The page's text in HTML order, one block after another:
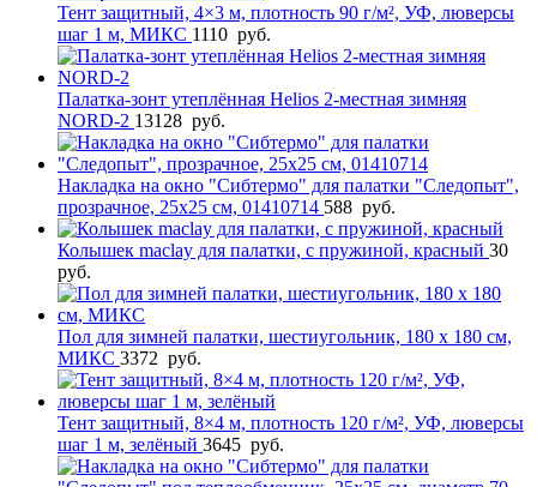
Тент защитный, 4×3 м, плотность 90 г/м², УФ, люверсы
шаг 1 м, МИКС 1110 руб.
Палатка-зонт утеплённая Helios 2-местная зимняя
NORD-2 13128 руб.
Накладка на окно "Сибтермо" для палатки "Следопыт",
прозрачное, 25х25 см, 01410714 588 руб.
Колышек maclay для палатки, с пружиной, красный 30
руб.
Пол для зимней палатки, шестиугольник, 180 х 180 см,
МИКС 3372 руб.
Тент защитный, 8×4 м, плотность 120 г/м², УФ, люверсы
шаг 1 м, зелёный 3645 руб.